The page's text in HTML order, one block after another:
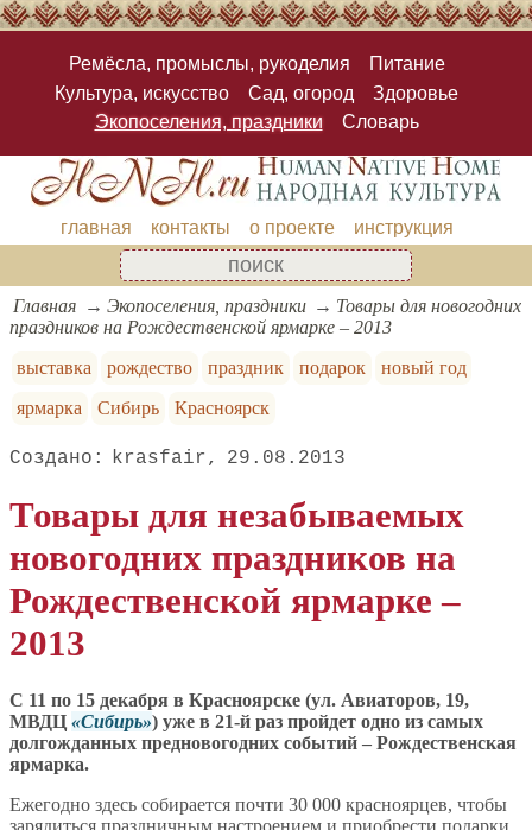
Ремёсла, промыслы, рукоделия
Питание
Культура, искусство
Сад, огород
Здоровье
Экопоселения, праздники
Словарь
главная контакты о проекте инструкция
Главная Экопоселения, праздники
Товары для новогодних
праздников на Рождественской ярмарке – 2013
выставка
рождество праздник подарок
новый год
ярмарка
Сибирь Красноярск
krasfair 29.08.2013
Товары для незабываемых
новогодних праздников на
Рождественской ярмарке –
2013
С 11 по 15 декабря в Красноярске (ул. Авиаторов, 19,
МВДЦ
Сибирь ) уже в 21-й раз пройдет одно из самых
долгожданных предновогодних событий – Рождественская
ярмарка.
Ежегодно здесь собирается почти 30 000 красноярцев, чтобы
зарядиться праздничным настроением и приобрести подарки